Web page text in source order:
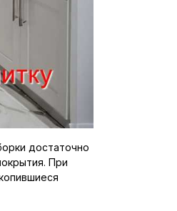
достаточно
При